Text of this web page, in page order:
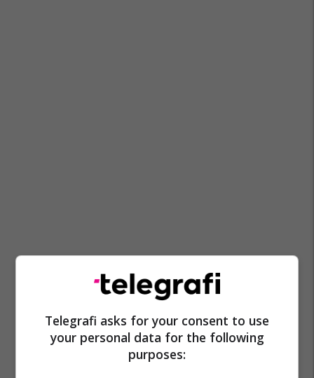
Telegrafi asks for your consent to use
your personal data for the following
purposes: